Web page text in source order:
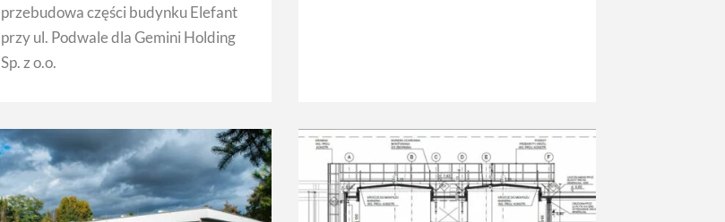
przebudowa części budynku Elefant
przy ul. Podwale dla Gemini Holding
Sp. z o.o.